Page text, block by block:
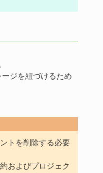
ジを紐づけるため
トを削除する必要
およびプロジェク